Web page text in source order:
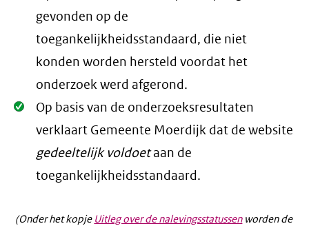
Oké.
gevonden op de
toegankelijkheidsstandaard, die niet
konden worden hersteld voordat het
onderzoek werd afgerond.
Oké.
Op basis van de onderzoeksresultaten
verklaart Gemeente Moerdijk dat de website
gedeeltelijk voldoetaan de
toegankelijkheidsstandaard.
(Onder het kopje Uitleg over de nalevingsstatussenworden de